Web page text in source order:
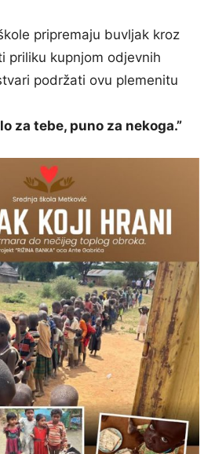
pripremaju buvljak kroz
priliku kupnjom odjevnih
podržati ovu plemenitu
za tebe, puno za nekoga.”